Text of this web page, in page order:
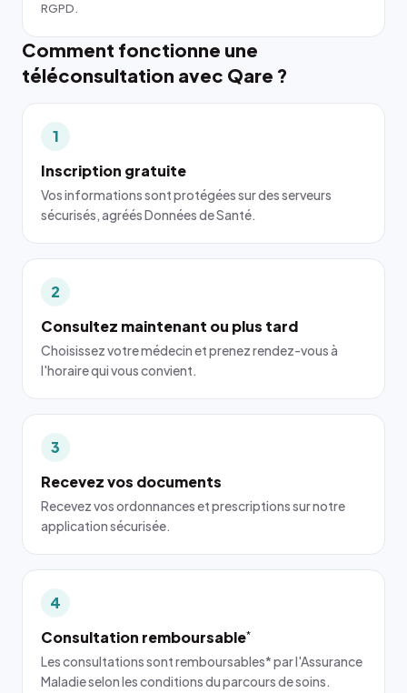
RGPD.
Comment fonctionne une
téléconsultation avec Qare ?
1
Inscription gratuite
Vos informations sont protégées sur des serveurs
sécurisés, agréés Données de Santé.
2
Consultez maintenant ou plus tard
Choisissez votre médecin et prenez rendez-vous à
l'horaire qui vous convient.
3
Recevez vos documents
Recevez vos ordonnances et prescriptions sur notre
application sécurisée.
4
Consultation remboursable*
Les consultations sont remboursables* par l'Assurance
Maladie selon les conditions du parcours de soins.